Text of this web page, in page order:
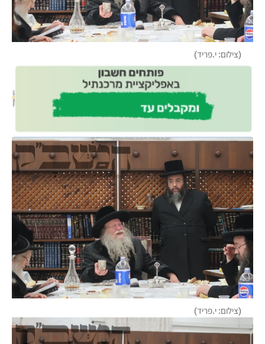
(צילום: י.פריד)
(צילום: י.פריד)